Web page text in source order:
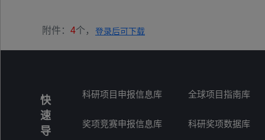
附件： 4个， 登录后可下载
快
速
导
科研项目申报信息库 全球项目指南库
奖项竞赛申报信息库 科研奖项数据库